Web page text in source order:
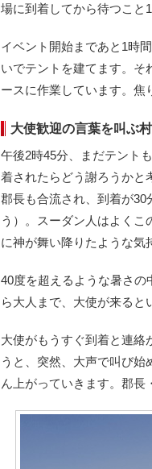
場に到着してから待つこと
イベント開始まであと1時
いでテントを建てます。そ
ースに作業しています。焦
大使歓迎の言葉を叫ぶ
午後2時45分、まだテント
着されたらどう謝ろうかと
郡長も合流され、到着が30
う）。スーダン人はよくこ
に神が舞い降りたような気
40度を超えるような暑さ
ら大人まで、大使が来ると
大使がもうすぐ到着と連絡
うと、突然、大声で叫び
ん上がっていきます。郡長